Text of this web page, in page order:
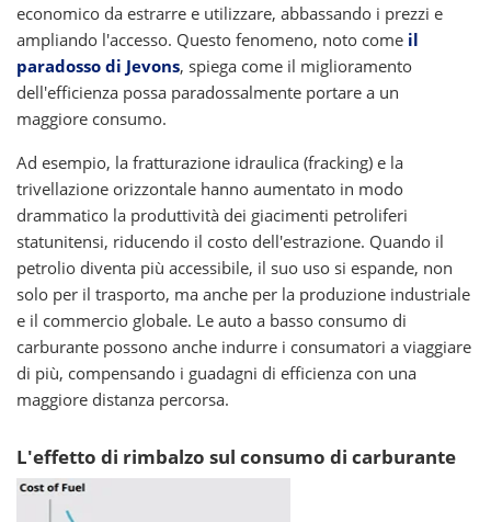
economico da estrarre e utilizzare, abbassando i prezzi e
ampliando l'accesso. Questo fenomeno, noto come il
paradosso di Jevons, spiega come il miglioramento
dell'efficienza possa paradossalmente portare a un
maggiore consumo.
Ad esempio, la fratturazione idraulica (fracking) e la
trivellazione orizzontale hanno aumentato in modo
drammatico la produttività dei giacimenti petroliferi
statunitensi, riducendo il costo dell'estrazione. Quando il
petrolio diventa più accessibile, il suo uso si espande, non
solo per il trasporto, ma anche per la produzione industriale
e il commercio globale. Le auto a basso consumo di
carburante possono anche indurre i consumatori a viaggiare
di più, compensando i guadagni di efficienza con una
maggiore distanza percorsa.
L'effetto di rimbalzo sul consumo di carburante